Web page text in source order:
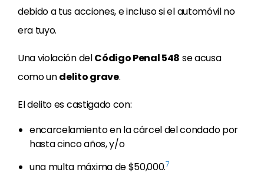
debido a tus acciones, e incluso si el automóvil no
era tuyo.
Una violación delCódigo Penal 548 se acusa
como undelito grave.
El delito es castigado con:
encarcelamiento en la cárcel del condado por
hasta cinco años, y/o
una multa máxima de $50,000.7